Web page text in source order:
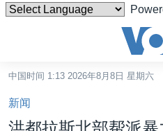
碍
链
接
中国时间 1:13 2026年8月8日 星期六
新闻